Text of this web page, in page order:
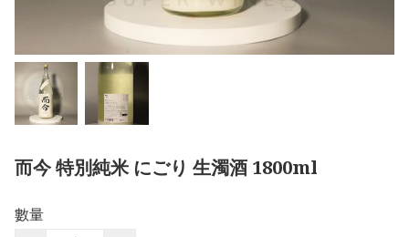
而今 特別純米 にごり 生濁酒 1800ml
數量